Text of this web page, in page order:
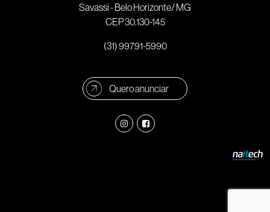
Savassi - Belo Horizonte/ MG
CEP 30.130-145
(31) 99791-5990
Quero anunciar